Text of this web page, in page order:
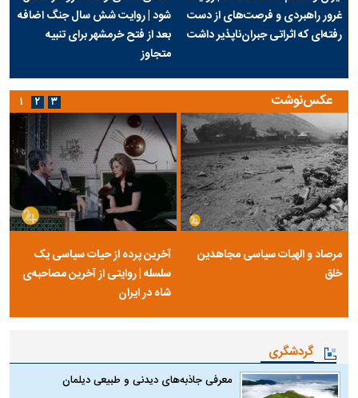
غرور راهبردی و فرصت‌های از دست
رفته‌ای که اثراتی جبران‌ناپذیر داشت
شود | روایت شش سال جنگ اضافه
بعد از فتح خرمشهر برای تنبیه
متجاوز
عکس‌نوشت
مرصاد و الهیات سیاسی مجاهدین
خلق
آخرین پرده از حیات سیاسی یک
سلسله | روایتی از آخرین مصاحبه‌ی
شاه در ایران
۱ ۲ ۳
گردشگری
معرفی جاذبه‌های دیدنی و طبیعی دیلمان